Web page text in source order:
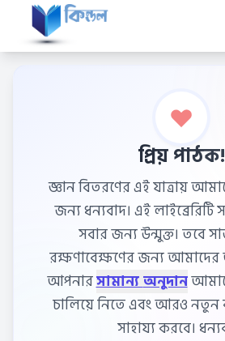
প্রিয় পাঠক!
জ্ঞান বিতরণের এই যাত্রায়
জন্য ধন্যবাদ। এই লাইব্রেরিটি
সবার জন্য উন্মুক্ত। তবে
রক্ষণাবেক্ষণের জন্য আমাদের
আপনার
সামান্য অনুদান
চালিয়ে নিতে এবং আরও নতুন
সাহায্য করবে।